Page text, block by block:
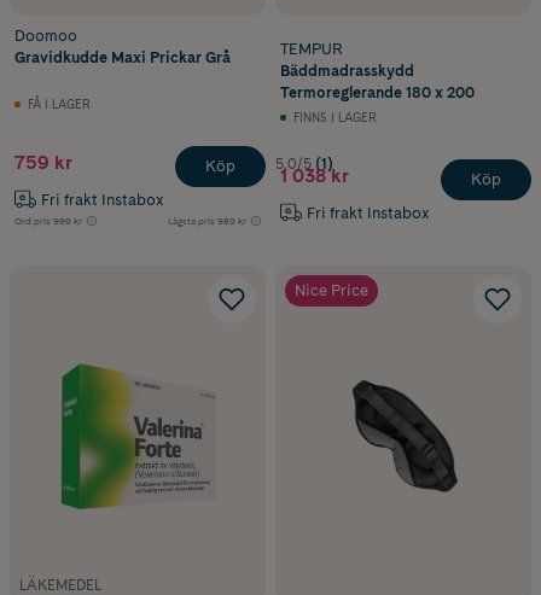
Doomoo
Gravidkudde Maxi Prickar Grå
FÅ I LAGER
759 kr
Fri frakt Instabox
Ord.pris 999 kr Lägsta pris 989 kr
Köp
TEMPUR
Bäddmadrasskydd
Termoreglerande 180 x 200
FINNS I LAGER
5.0/5 (1)
1 038 kr
Fri frakt Instabox
Köp
LÄKEMEDEL
Nice Price